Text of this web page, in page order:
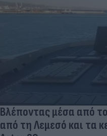
Βλέποντας μέσα από
από τη Λεμεσό και τα